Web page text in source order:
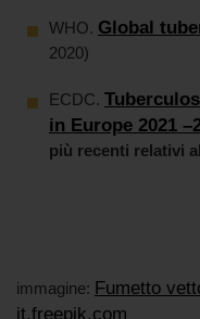
WHO. Global
2020)
ECDC.
in Europe 2021
più recenti relativi
immagine: Fumetto
it.freepik.com